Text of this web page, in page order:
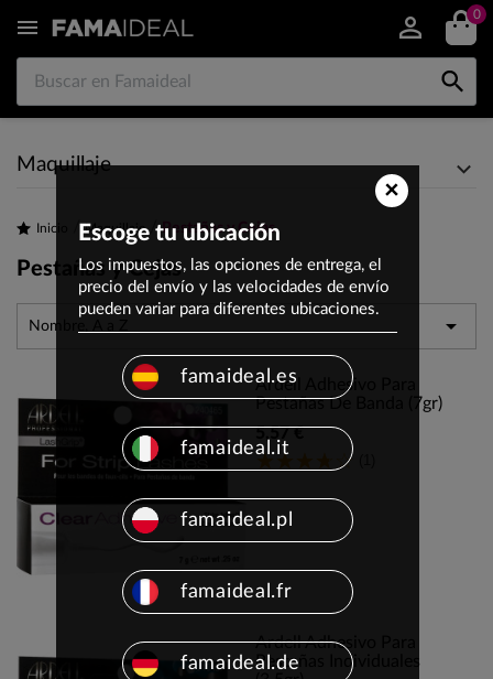
 0

Maquillaje
Inicio Maquillaje Pestañas y Cejas
Pestañas y Cejas
Nombre, A a Z 
Ardell Adhesivo Para
Pestañas De Banda (7gr)
5,57 €
Ardell Adhesivo Para
Pestañas Individuales
×
Escoge tu ubicación
Los impuestos, las opciones de entrega, el
precio del envío y las velocidades de envío
pueden variar para diferentes ubicaciones.
famaideal.es
famaideal.it
famaideal.pl
famaideal.fr
famaideal.de